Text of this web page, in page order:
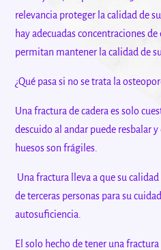
relevancia proteger la calidad de
hay adecuadas concentraciones
permitan mantener la calidad de
¿Qué pasa si no se trata la
Una fractura de cadera es solo
descuido al andar puede resbalar
huesos son frágiles.
Una fractura lleva a que su
de terceras personas para su
autosuficiencia.
El solo hecho de tener una